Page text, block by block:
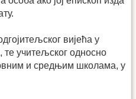
вијећа у
учитељског односно
и средњим школама, у